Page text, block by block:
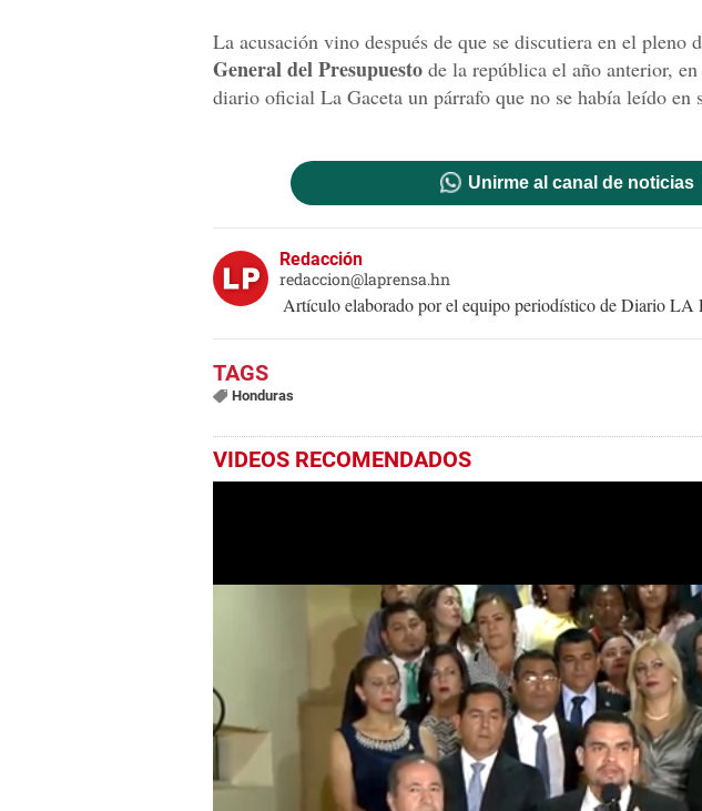
La acusación vino después de que se discutiera en el pleno
General del Presupuesto de la república el año anterior,
diario oficial La Gaceta un párrafo que no se había leído en
Unirme al canal de noticias
Redacción
redaccion@laprensa.hn
Artículo elaborado por el equipo periodístico de Diario LA
Honduras
VIDEOS RECOMENDADOS